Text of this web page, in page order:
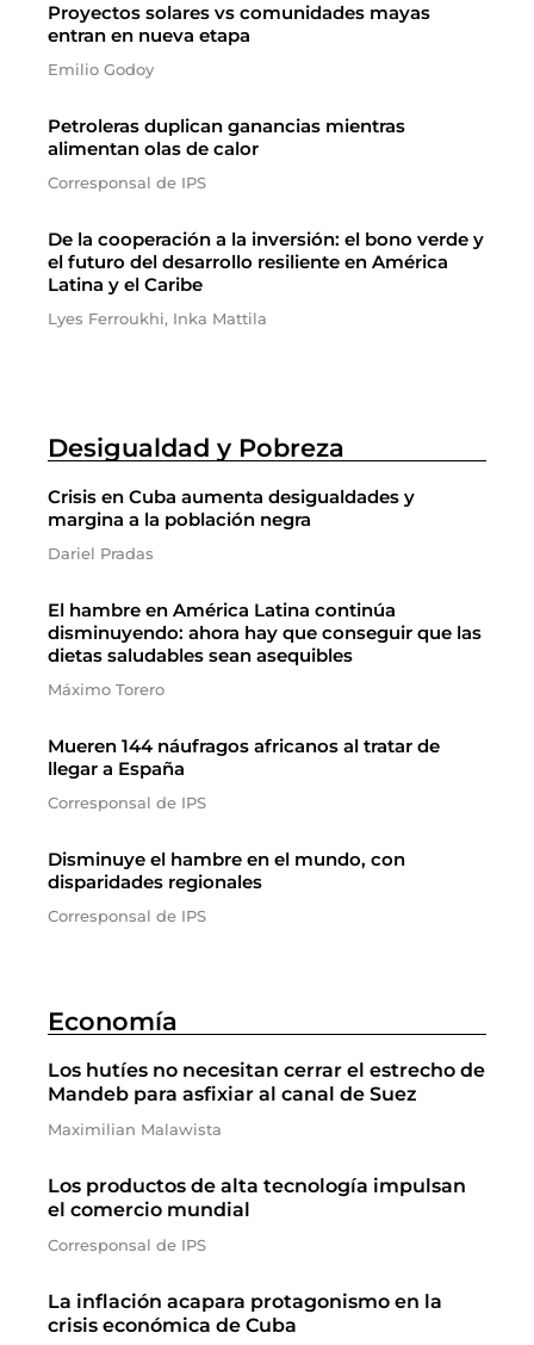
Proyectos solares vs comunidades mayas
entran en nueva etapa
Emilio Godoy
Petroleras duplican ganancias mientras
alimentan olas de calor
Corresponsal de IPS
De la cooperación a la inversión: el bono verde y
el futuro del desarrollo resiliente en América
Latina y el Caribe
Lyes Ferroukhi, Inka Mattila
Desigualdad y Pobreza
Crisis en Cuba aumenta desigualdades y
margina a la población negra
Dariel Pradas
El hambre en América Latina continúa
disminuyendo: ahora hay que conseguir que las
dietas saludables sean asequibles
Máximo Torero
Mueren 144 náufragos africanos al tratar de
llegar a España
Corresponsal de IPS
Disminuye el hambre en el mundo, con
disparidades regionales
Corresponsal de IPS
Economía
Los hutíes no necesitan cerrar el estrecho de
Mandeb para asfixiar al canal de Suez
Maximilian Malawista
Los productos de alta tecnología impulsan
el comercio mundial
Corresponsal de IPS
La inflación acapara protagonismo en la
crisis económica de Cuba